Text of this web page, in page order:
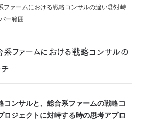
ファームにおける戦略コンサルの違い③対峙
ー範囲
系ファームにおける戦略コンサルの
コンサルと、総合系ファームの戦略コ
ロジェクトに対峙する時の思考アプロ